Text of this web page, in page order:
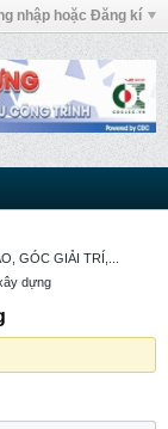
nhập hoặc Đăng kí
GÓC GIẢI TRÍ,...
dựng